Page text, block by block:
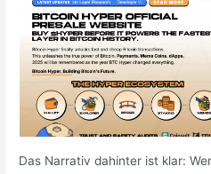
Das Narrativ dahinter ist klar: